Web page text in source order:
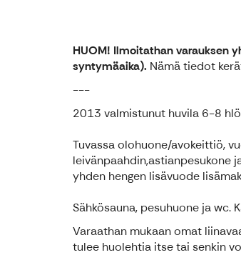
HUOM! Ilmoitathan varauksen
syntymäaika). Nämä tiedot
---
2013 valmistunut huvila 6-8
Tuvassa olohuone/avokeittiö,
leivänpaahdin,astianpesukone
yhden hengen lisävuode
Sähkösauna, pesuhuone ja wc.
Varaathan mukaan omat
tulee huolehtia itse tai senkin